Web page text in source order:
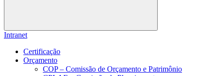
Buscar
Intranet
Certificação
Orçamento
COP – Comissão de Orçamento e Patrimônio